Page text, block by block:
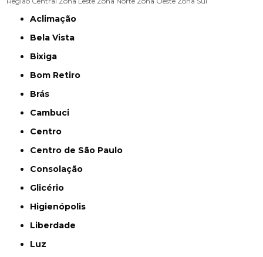
Aclimação
Bela Vista
Bixiga
Bom Retiro
Brás
Cambuci
Centro
Centro de São Paulo
Consolação
Glicério
Higienópolis
Liberdade
Luz